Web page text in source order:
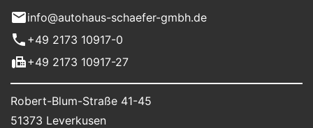
info@autohaus-schaefer-gmbh.de
+49 2173 10917-0
+49 2173 10917-27
Robert-Blum-Straße 41-45
51373 Leverkusen